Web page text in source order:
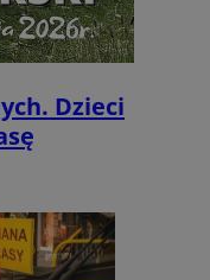
Dzieci